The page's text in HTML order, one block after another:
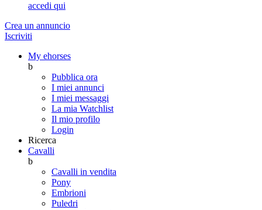
accedi qui
Crea un annuncio
Iscriviti
My ehorses
b
Pubblica ora
I miei annunci
I miei messaggi
La mia Watchlist
Il mio profilo
Login
Ricerca
Cavalli
b
Cavalli in vendita
Pony
Embrioni
Puledri